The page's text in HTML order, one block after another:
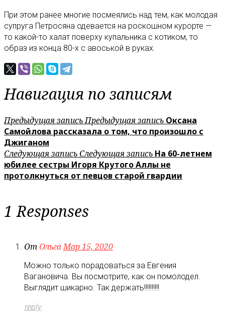
При этом ранее многие посмеялись над тем, как молодая
супруга Петросяна одевается на роскошном курорте —
то какой-то халат поверху купальника с котиком, то
образ из конца 80-х с авоськой в руках.
Навигация по записям
Предыдущая записьПредыдущая запись Оксана
Самойлова рассказала о том, что произошло с
Джиганом
Следующая запись Следующая запись На 60-летнем
юбилее сестры Игоря Крутого Аллы не
протолкнуться от певцов старой гвардии
1 Responses
От ОльгаМар 15, 2020
Можно только порадоваться за Евгения
Вагановича. Вы посмотрите, как он помолодел.
Выглядит шикарно. Так держать!!!!!!!!!!
reply